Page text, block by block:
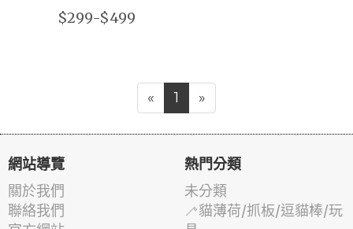
$299-$499
« 1 »
網站導覽
關於我們
聯絡我們
熱門分類
未分類
🦯貓薄荷/抓板/逗貓棒/玩